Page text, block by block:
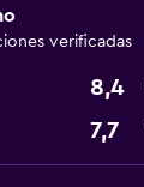
verificadas
8,4
7,7